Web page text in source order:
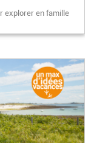
explorer en famille